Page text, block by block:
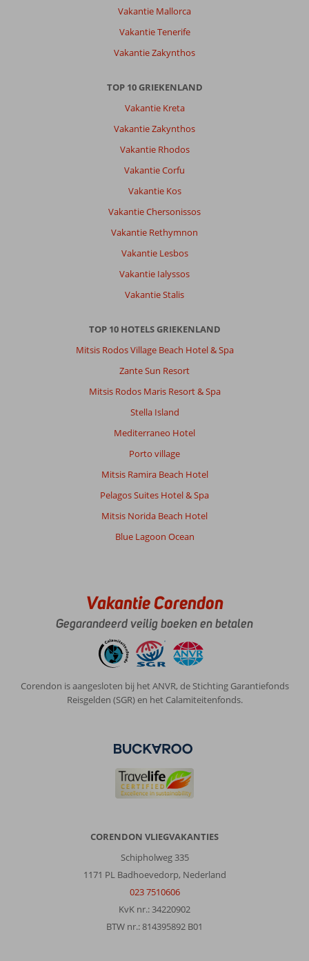
Vakantie Mallorca
Vakantie Tenerife
Vakantie Zakynthos
TOP 10 GRIEKENLAND
Vakantie Kreta
Vakantie Zakynthos
Vakantie Rhodos
Vakantie Corfu
Vakantie Kos
Vakantie Chersonissos
Vakantie Rethymnon
Vakantie Lesbos
Vakantie Ialyssos
Vakantie Stalis
TOP 10 HOTELS GRIEKENLAND
Mitsis Rodos Village Beach Hotel & Spa
Zante Sun Resort
Mitsis Rodos Maris Resort & Spa
Stella Island
Mediterraneo Hotel
Porto village
Mitsis Ramira Beach Hotel
Pelagos Suites Hotel & Spa
Mitsis Norida Beach Hotel
Blue Lagoon Ocean
Vakantie Corendon
Gegarandeerd veilig boeken en betalen
Corendon is aangesloten bij het ANVR, de Stichting Garantiefonds
Reisgelden (SGR) en het Calamiteitenfonds.
CORENDON VLIEGVAKANTIES
Schipholweg 335
1171 PL Badhoevedorp, Nederland
023 7510606
KvK nr.: 34220902
BTW nr.: 814395892 B01